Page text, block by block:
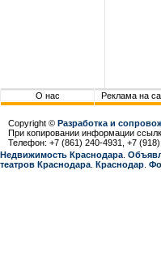
О нас Реклама на
Copyright © Разработка и
При копировании информации
Телефон: +7 (861) 240-4931, +7
Недвижимость Краснодара
театров Краснодара Краснодар